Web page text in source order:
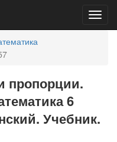
пропорции.
6
Учебник.